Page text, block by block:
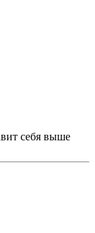
себя выше